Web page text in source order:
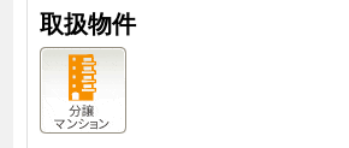
取扱物件